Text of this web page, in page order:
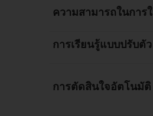
ความสามารถในการ
การเรียนรู้แบบปรับตัว
การตัดสินใจอัตโนมัติ